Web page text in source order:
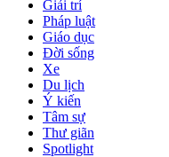
Giải trí
Pháp luật
Giáo dục
Đời sống
Xe
Du lịch
Ý kiến
Tâm sự
Thư giãn
Spotlight